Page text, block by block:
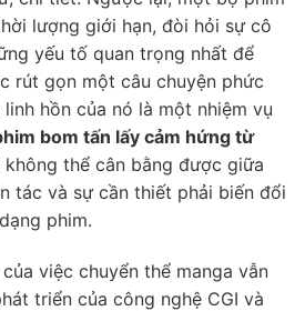
lượng giới hạn, đòi hỏi sự cô
yếu tố quan trọng nhất để
rút gọn một câu chuyện phức
hồn của nó là một nhiệm vụ
bom tấn lấy cảm hứng từ
thể cân bằng được giữa
tác và sự cần thiết phải biến đổi
phim.
việc chuyển thể manga vẫn
triển của công nghệ CGI và